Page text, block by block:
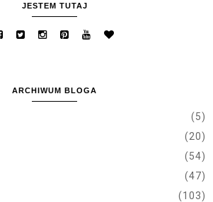
JESTEM TUTAJ
ARCHIWUM BLOGA
(5)
(20)
(54)
(47)
(103)